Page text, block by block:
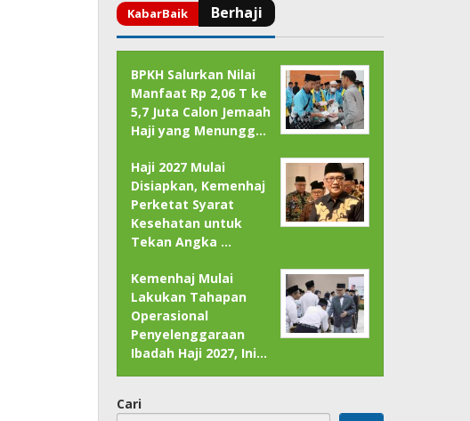
BPKH Salurkan Nilai
Manfaat Rp 2,06 T ke
5,7 Juta Calon Jemaah
Haji yang Menungg…
Haji 2027 Mulai
Disiapkan, Kemenhaj
Perketat Syarat
Kesehatan untuk
Tekan Angka …
Kemenhaj Mulai
Lakukan Tahapan
Operasional
Penyelenggaraan
Ibadah Haji 2027, Ini…
Cari